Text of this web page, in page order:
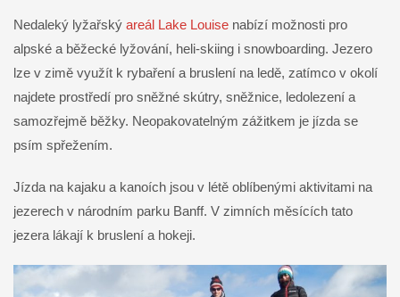
Nedaleký lyžařský areál Lake Louise nabízí možnosti pro
alpské a běžecké lyžování, heli-skiing i snowboarding. Jezero
lze v zimě využít k rybaření a bruslení na ledě, zatímco v okolí
najdete prostředí pro sněžné skútry, sněžnice, ledolezení a
samozřejmě běžky. Neopakovatelným zážitkem je jízda se
psím spřežením.
Jízda na kajaku a kanoích jsou v létě oblíbenými aktivitami na
jezerech v národním parku Banff. V zimních měsících tato
jezera lákají k bruslení a hokeji.